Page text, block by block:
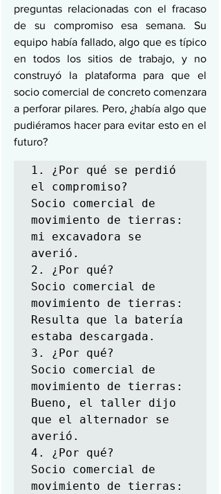
preguntas relacionadas con el fracaso
de su compromiso esa semana. Su
equipo había fallado, algo que es típico
en todos los sitios de trabajo, y no
construyó la plataforma para que el
socio comercial de concreto comenzara
a perforar pilares. Pero, ¿había algo que
pudiéramos hacer para evitar esto en el
futuro?
1. ¿Por qué se perdió
el compromiso?
Socio comercial de
movimiento de tierras:
mi excavadora se
averió.
2. ¿Por qué?
Socio comercial de
movimiento de tierras:
Resulta que la batería
estaba descargada.
3. ¿Por qué?
Socio comercial de
movimiento de tierras:
Bueno, el taller dijo
que el alternador se
averió.
4. ¿Por qué?
Socio comercial de
movimiento de tierras: